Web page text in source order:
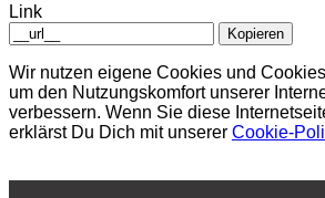
Link
Kopieren
Wir nutzen eigene Cookies und
um den Nutzungskomfort unserer
verbessern. Wenn Sie diese
erklärst Du Dich mit unserer Cookie-